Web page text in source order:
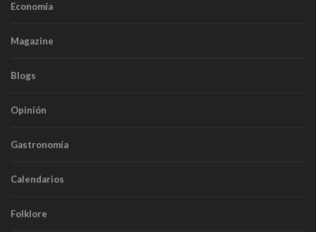
Economía
Magazine
Blogs
Opinión
Gastronomía
Calendarios
Folklore